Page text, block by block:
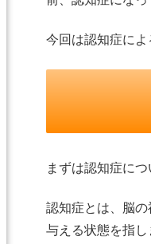
今回は認知症によ
まずは認知症につ
認知症とは、脳
与える状態を指